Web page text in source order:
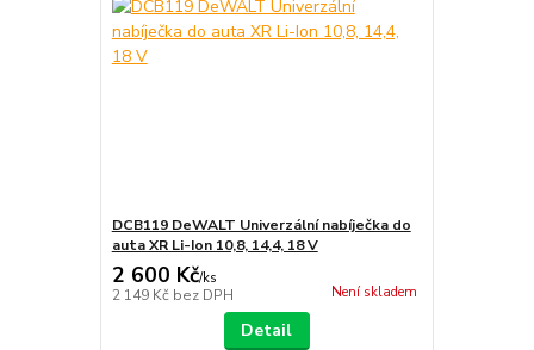
DCB119 DeWALT Univerzální nabíječka do
auta XR Li-Ion 10,8, 14,4, 18 V
2 600 Kč/ks
2 149 Kč bez DPH Není skladem
Detail